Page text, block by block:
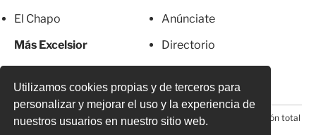
Utilizamos cookies propias y de terceros para
personalizar y mejorar el uso y la experiencia de
nuestros usuarios en nuestro sitio web.
El Chapo
Más Excelsior
Anúnciate
Directorio
© 2026 Todos los derechos reservados. Prohibida la reproducción total
o parcial, incluyendo cualquier medio electrónico*